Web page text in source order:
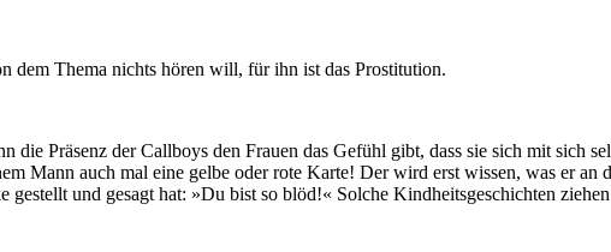
dem Thema nichts hören will, für ihn ist das Prostitution.
die Präsenz der Callboys den Frauen das Gefühl gibt, dass sie sich mit sich
Mann auch mal eine gelbe oder rote Karte! Der wird erst wissen, was er an
und gesagt hat: »Du bist so blöd!« Solche Kindheitsgeschichten